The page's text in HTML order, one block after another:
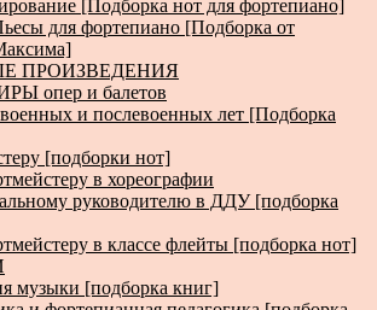
[Подборка нот для фортепиано]
для фортепиано [Подборка от
ПРОИЗВЕДЕНИЯ
опер и балетов
и послевоенных лет [Подборка
[подборки нот]
в хореографии
руководителю в ДДУ [подборка
в классе флейты [подборка нот]
музыки [подборка книг]